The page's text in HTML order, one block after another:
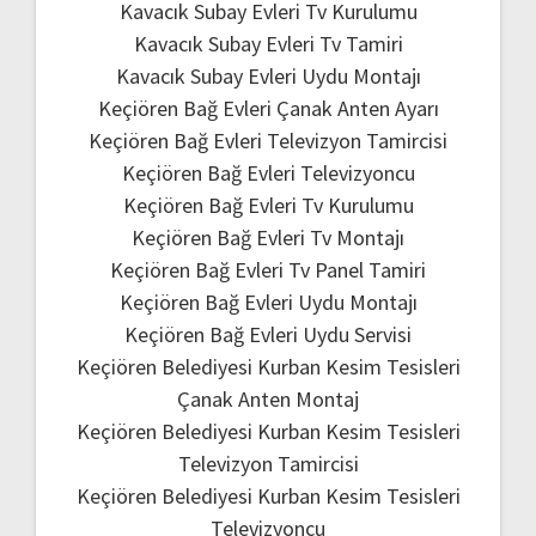
Kavacık Subay Evleri Tv Kurulumu
Kavacık Subay Evleri Tv Tamiri
Kavacık Subay Evleri Uydu Montajı
Keçiören Bağ Evleri Çanak Anten Ayarı
Keçiören Bağ Evleri Televizyon Tamircisi
Keçiören Bağ Evleri Televizyoncu
Keçiören Bağ Evleri Tv Kurulumu
Keçiören Bağ Evleri Tv Montajı
Keçiören Bağ Evleri Tv Panel Tamiri
Keçiören Bağ Evleri Uydu Montajı
Keçiören Bağ Evleri Uydu Servisi
Keçiören Belediyesi Kurban Kesim Tesisleri
Çanak Anten Montaj
Keçiören Belediyesi Kurban Kesim Tesisleri
Televizyon Tamircisi
Keçiören Belediyesi Kurban Kesim Tesisleri
Televizyoncu